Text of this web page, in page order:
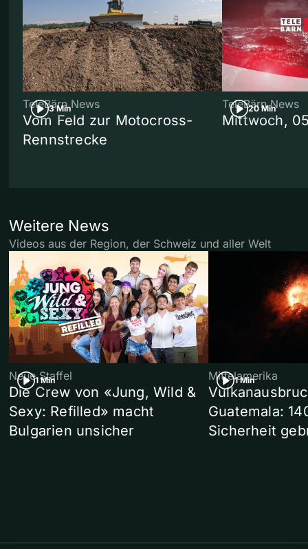
3 Min
TeleBärn News
Vom Feld zur Motocross-
Rennstrecke
20 Min
TeleBärn News
Mittwoch,
Weitere News
Videos aus der Region, der Schweiz und aller Welt
1 Min
Neue Staffel
Die Crew von «Jung, Wild &
Sexy: Refilled» macht
Bulgarien unsicher
1 Min
Mittelamerika
Guatemala:
Sicherheit